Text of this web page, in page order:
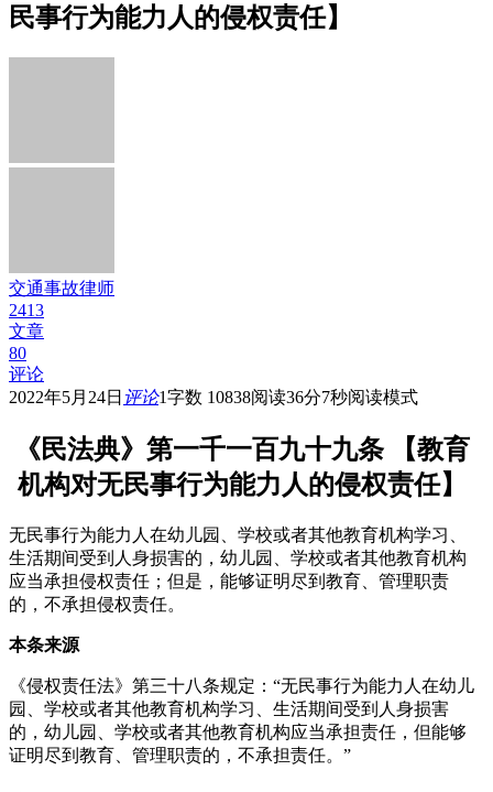
民事行为能力人的侵权责任】
交通事故律师
2413
文章
80
评论
2022年5月24日 评论1字数 10838阅读36分7秒阅读模式
《民法典》第一千一百九十九条 【教育
机构对无民事行为能力人的侵权责任】
无民事行为能力人在幼儿园、学校或者其他教育机构学习、
生活期间受到人身损害的，幼儿园、学校或者其他教育机构
应当承担侵权责任；但是，能够证明尽到教育、管理职责
的，不承担侵权责任。
本条来源
《侵权责任法》第三十八条规定：“无民事行为能力人在幼儿
园、学校或者其他教育机构学习、生活期间受到人身损害
的，幼儿园、学校或者其他教育机构应当承担责任，但能够
证明尽到教育、管理职责的，不承担责任。”